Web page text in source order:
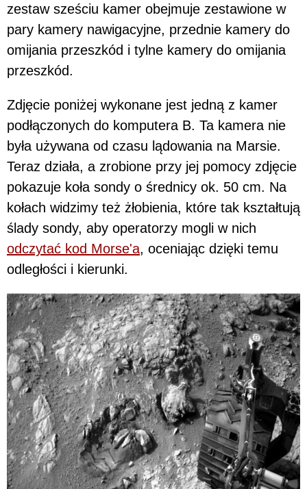
zestaw sześciu kamer obejmuje zestawione w
pary kamery nawigacyjne, przednie kamery do
omijania przeszkód i tylne kamery do omijania
przeszkód.
Zdjęcie poniżej wykonane jest jedną z kamer
podłączonych do komputera B. Ta kamera nie
była używana od czasu lądowania na Marsie.
Teraz działa, a zrobione przy jej pomocy zdjęcie
pokazuje koła sondy o średnicy ok. 50 cm. Na
kołach widzimy też żłobienia, które tak kształtują
ślady sondy, aby operatorzy mogli w nich
odczytać kod Morse'a, oceniając dzięki temu
odległości i kierunki.